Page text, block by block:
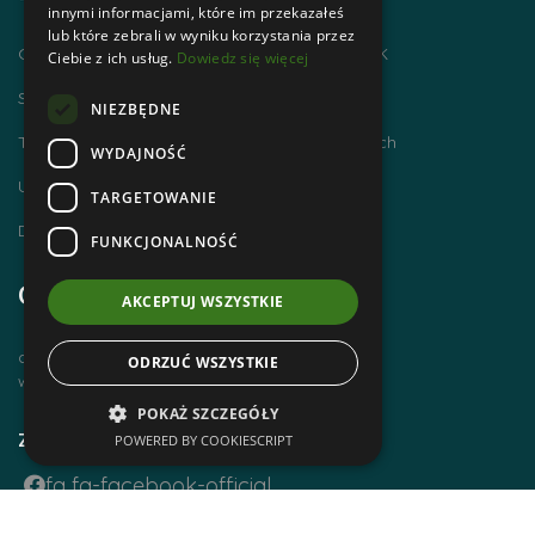
Chodzimy po górach i zdobywamy GOT PTTK
Szlaki Tatr Polskich
Tatrzańskie Centrum Szlaków Transgranicznych
Ubezpieczenie NNW dla członków PTTK
Dworzec Tatrzański
Godziny otwarcia
czynne od poniedziałku do piątku
w godz. 8 00 – 14 00
Zobacz również
fa fa-facebook-official
innymi informacjami, które im przekazałeś
lub które zebrali w wyniku korzystania przez
Ciebie z ich usług. Dowiedz się więcej
NIEZBĘDNE
WYDAJNOŚĆ
TARGETOWANIE
FUNKCJONALNOŚĆ
AKCEPTUJ WSZYSTKIE
ODRZUĆ WSZYSTKIE
POKAŻ SZCZEGÓŁY
POWERED BY COOKIESCRIPT